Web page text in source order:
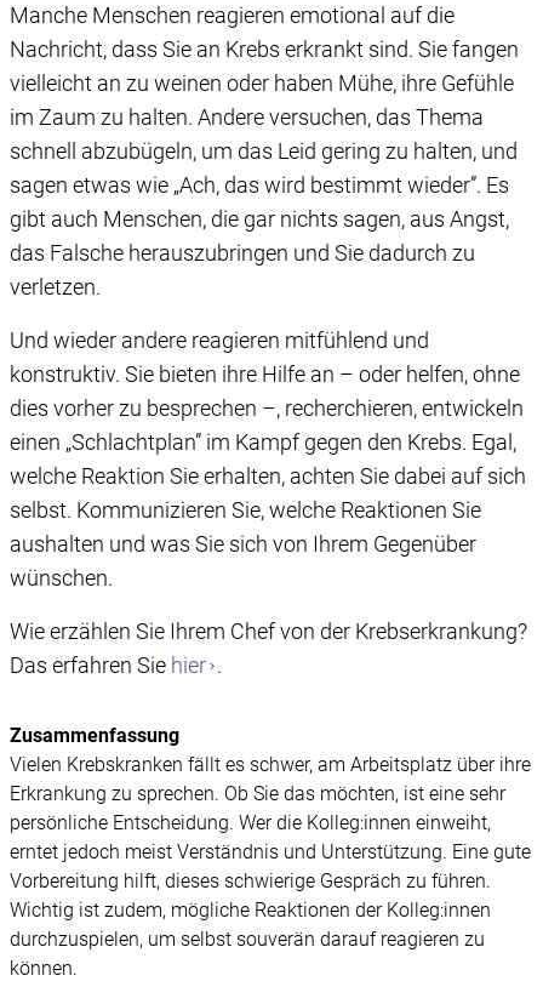
Manche Menschen reagieren emotional auf die
Nachricht, dass Sie an Krebs erkrankt sind. Sie fangen
vielleicht an zu weinen oder haben Mühe, ihre Gefühle
im Zaum zu halten. Andere versuchen, das Thema
schnell abzubügeln, um das Leid gering zu halten, und
sagen etwas wie „Ach, das wird bestimmt wieder”. Es
gibt auch Menschen, die gar nichts sagen, aus Angst,
das Falsche herauszubringen und Sie dadurch zu
verletzen.
Und wieder andere reagieren mitfühlend und
konstruktiv. Sie bieten ihre Hilfe an – oder helfen, ohne
dies vorher zu besprechen –, recherchieren, entwickeln
einen „Schlachtplan” im Kampf gegen den Krebs. Egal,
welche Reaktion Sie erhalten, achten Sie dabei auf sich
selbst. Kommunizieren Sie, welche Reaktionen Sie
aushalten und was Sie sich von Ihrem Gegenüber
wünschen.
Wie erzählen Sie Ihrem Chef von der Krebserkrankung?
Das erfahren Sie hier .
Zusammenfassung
Vielen Krebskranken fällt es schwer, am Arbeitsplatz über ihre
Erkrankung zu sprechen. Ob Sie das möchten, ist eine sehr
persönliche Entscheidung. Wer die Kolleg:innen einweiht,
erntet jedoch meist Verständnis und Unterstützung. Eine gute
Vorbereitung hilft, dieses schwierige Gespräch zu führen.
Wichtig ist zudem, mögliche Reaktionen der Kolleg:innen
durchzuspielen, um selbst souverän darauf reagieren zu
können.